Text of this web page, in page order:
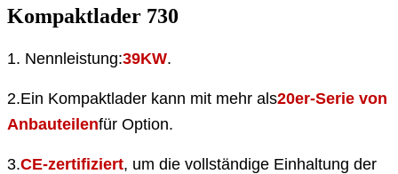
Kompaktlader 730
1. Nennleistung:39KW.
2.Ein Kompaktlader kann mit mehr als20er-Serie von
Anbauteilenfür Option.
3.CE-zertifiziert, um die vollständige Einhaltung der